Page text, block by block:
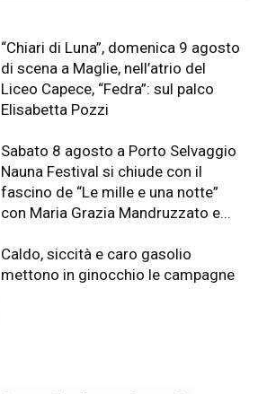
“Chiari di Luna”, domenica 9 agosto
di scena a Maglie, nell’atrio del
Liceo Capece, “Fedra”: sul palco
Elisabetta Pozzi
Sabato 8 agosto a Porto Selvaggio
Nauna Festival si chiude con il
fascino de “Le mille e una notte”
con Maria Grazia Mandruzzato e...
Caldo, siccità e caro gasolio
mettono in ginocchio le campagne